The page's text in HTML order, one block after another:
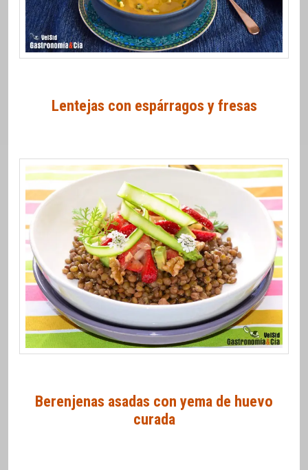
Lentejas con espárragos y fresas
Berenjenas asadas con yema de huevo
curada